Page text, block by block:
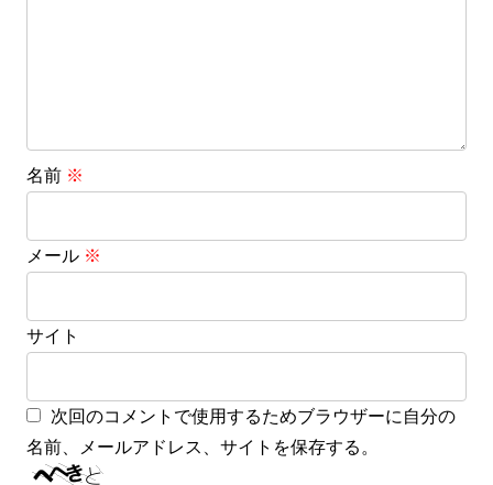
名前 ※
メール ※
サイト
次回のコメントで使用するためブラウザーに自分の
名前、メールアドレス、サイトを保存する。